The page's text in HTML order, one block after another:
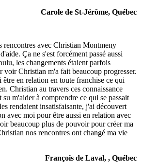
Carole de St-Jérôme, Québec
rencontres avec Christian Montmeny
Ça ne s'est forcément passé aussi
les changements étaient parfois
voir Christian m'a fait beaucoup progresser.
en relation en toute franchise ce qui
Christian au travers ces connaissance
m'aider à comprendre ce qui se passait
rendaient insatisfaisante, j'ai découvert
avec moi pour être aussi en relation avec
beaucoup plus de pouvoir pour créer ma
nos rencontres ont changé ma vie
François de Laval, , Québec